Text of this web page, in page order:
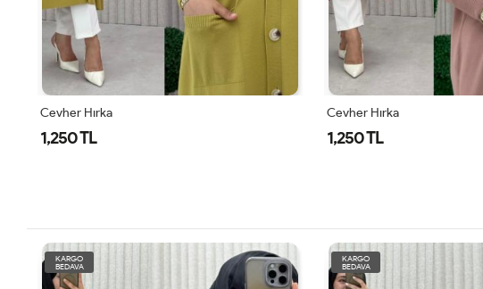
Cevher Hırka Cevher Hırka
KARGO
BEDAVA
KARGO
BEDAVA